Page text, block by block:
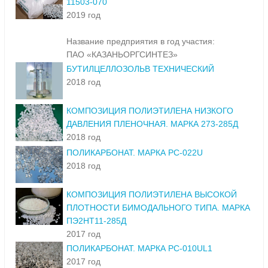
11503-070
2019 год
Название предприятия в год участия:
ПАО «КАЗАНЬОРГСИНТЕЗ»
БУТИЛЦЕЛЛОЗОЛЬВ ТЕХНИЧЕСКИЙ
2018 год
КОМПОЗИЦИЯ ПОЛИЭТИЛЕНА НИЗКОГО
ДАВЛЕНИЯ ПЛЕНОЧНАЯ. МАРКА 273-285Д
2018 год
ПОЛИКАРБОНАТ. МАРКА PC-022U
2018 год
КОМПОЗИЦИЯ ПОЛИЭТИЛЕНА ВЫСОКОЙ
ПЛОТНОСТИ БИМОДАЛЬНОГО ТИПА. МАРКА
ПЭ2НТ11-285Д
2017 год
ПОЛИКАРБОНАТ. МАРКА PC-010UL1
2017 год